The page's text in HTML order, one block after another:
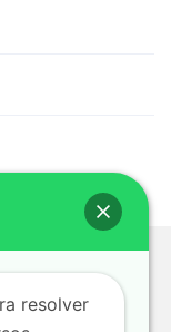
resolver